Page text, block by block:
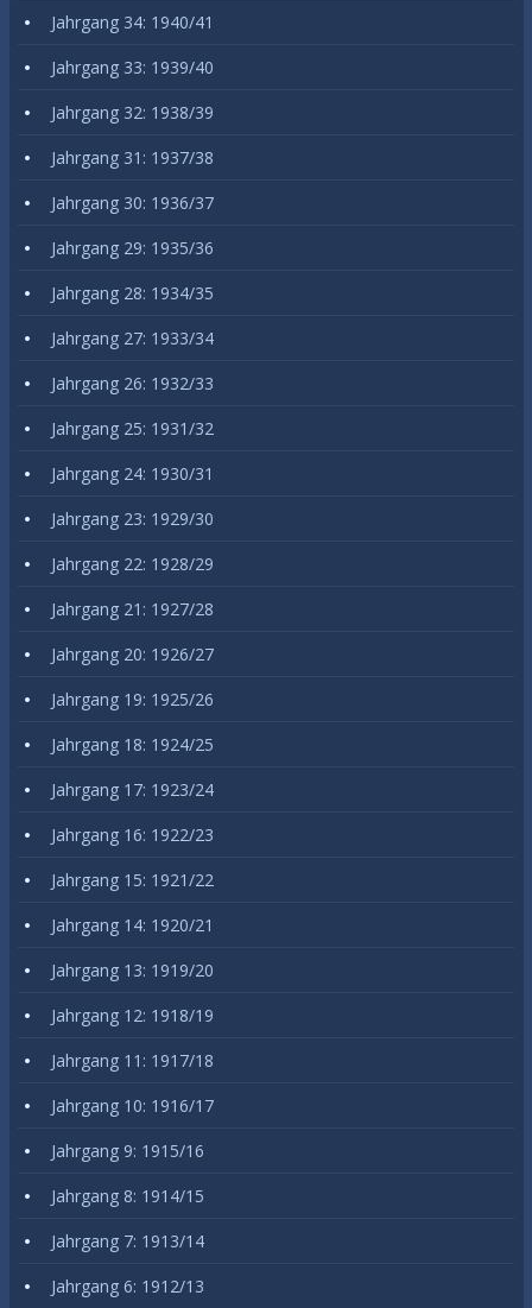
Jahrgang 34: 1940/41
Jahrgang 33: 1939/40
Jahrgang 32: 1938/39
Jahrgang 31: 1937/38
Jahrgang 30: 1936/37
Jahrgang 29: 1935/36
Jahrgang 28: 1934/35
Jahrgang 27: 1933/34
Jahrgang 26: 1932/33
Jahrgang 25: 1931/32
Jahrgang 24: 1930/31
Jahrgang 23: 1929/30
Jahrgang 22: 1928/29
Jahrgang 21: 1927/28
Jahrgang 20: 1926/27
Jahrgang 19: 1925/26
Jahrgang 18: 1924/25
Jahrgang 17: 1923/24
Jahrgang 16: 1922/23
Jahrgang 15: 1921/22
Jahrgang 14: 1920/21
Jahrgang 13: 1919/20
Jahrgang 12: 1918/19
Jahrgang 11: 1917/18
Jahrgang 10: 1916/17
Jahrgang 9: 1915/16
Jahrgang 8: 1914/15
Jahrgang 7: 1913/14
Jahrgang 6: 1912/13